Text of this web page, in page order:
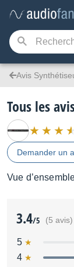
Avis
Tous les
Demander un
Vue
3.4/5 (5 avis)
5
4